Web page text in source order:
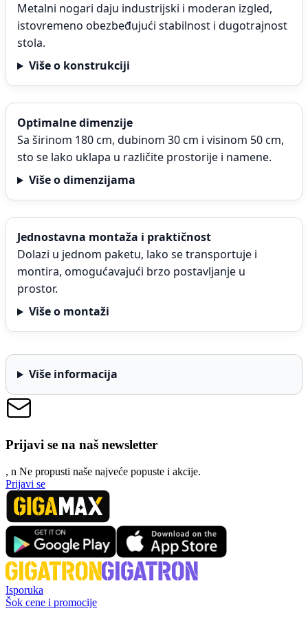
Metalni nogari daju industrijski i moderan izgled,
istovremeno obezbeđujući stabilnost i dugotrajnost
stola.
Više o konstrukciji
Optimalne dimenzije
Sa širinom 180 cm, dubinom 30 cm i visinom 50 cm,
sto se lako uklapa u različite prostorije i namene.
Više o dimenzijama
Jednostavna montaža i praktičnost
Dolazi u jednom paketu, lako se transportuje i
montira, omogućavajući brzo postavljanje u
prostor.
Više o montaži
Više informacija
Prijavi se na naš newsletter
, n Ne propusti naše najveće popuste i akcije.
Prijavi se
Isporuka
Šok cene i promocije